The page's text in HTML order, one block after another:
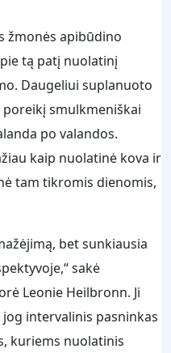
žmonės apibūdino
tą patį nuolatinį
Daugeliui suplanuoto
smulkmeniškai
po valandos.
kaip nuolatinė kova ir
tam tikromis dienomis,
bet sunkiausia
sakė
Leonie Heilbronn. Ji
intervalinis pasninkas
kuriems nuolatinis